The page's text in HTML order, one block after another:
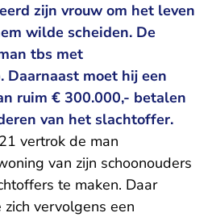
zijn vrouw om het leven
wilde scheiden. De
tbs met
moet hij een
ruim € 300.000,- betalen
van het slachtoffer.
vertrok de man
van zijn schoonouders
te maken. Daar
vervolgens een